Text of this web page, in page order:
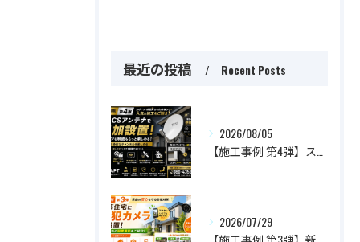
最近の投稿 Recent Posts
2026/08/05
2026/07/29